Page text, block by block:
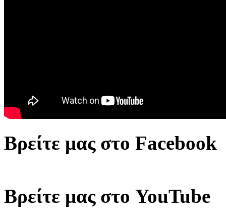
Βρείτε μας στο Facebook
Βρείτε μας στο YouTube